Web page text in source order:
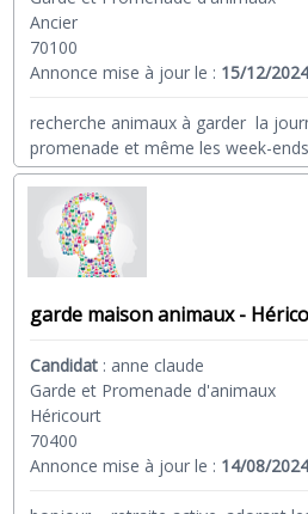
Ancier
70100
Annonce mise à jour le : 15/12/
recherche animaux à garder la
promenade et même les week-
garde maison animaux -
Candidat : anne claude
Garde et Promenade d'animaux
Héricourt
70400
Annonce mise à jour le : 14/08/